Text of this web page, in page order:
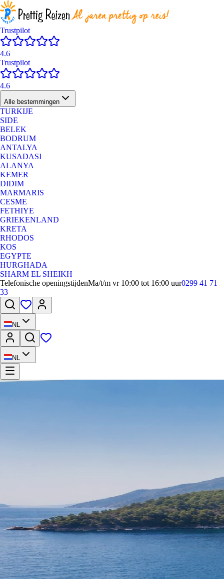
Trustpilot
4.6
Trustpilot
4.6
Alle bestemmingen
TURKIJE
SIDE
BELEK
BODRUM
ANTALYA
KUSADASI
ALANYA
KEMER
DIDIM
MARMARIS
CESME
FETHIYE
GRIEKENLAND
KRETA
RHODOS
KOS
EGYPTE
HURGHADA
SHARM EL SHEIKH
Telefonische openingstijdenMa/t/m vr 10:00 tot 16:00 uur0299 41 71
33
NL
NL